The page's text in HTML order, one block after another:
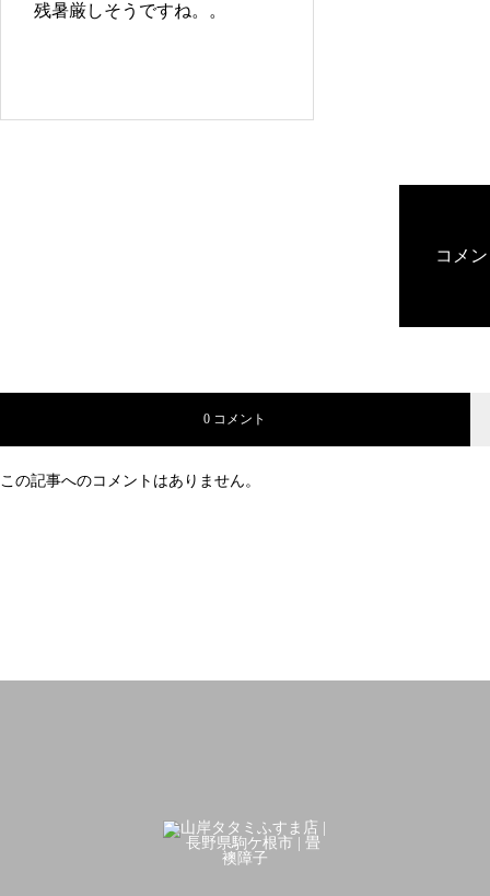
残暑厳しそうですね。。
コメ
0 コメント
この記事へのコメントはありません。